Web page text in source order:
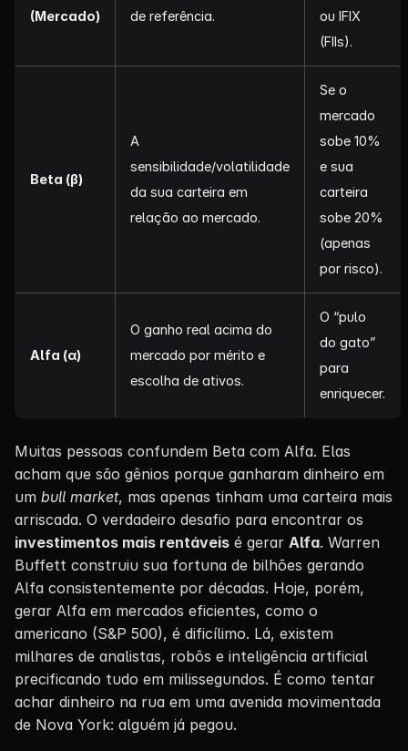
(Mercado)
de referência.
ou IFIX
(FIIs).
Beta (β)
A
sensibilidade/volatilidade
da sua carteira em
relação ao mercado.
Se o
mercado
sobe 10%
e sua
carteira
sobe 20%
(apenas
por risco).
Alfa (α)
O ganho real acima do
mercado por mérito e
escolha de ativos.
O “pulo
do gato”
para
enriquecer.
Muitas pessoas confundem Beta com Alfa. Elas
acham que são gênios porque ganharam dinheiro em
um bull market, mas apenas tinham uma carteira mais
arriscada. O verdadeiro desafio para encontrar os
investimentos mais rentáveis é gerar Alfa. Warren
Buffett construiu sua fortuna de bilhões gerando
Alfa consistentemente por décadas. Hoje, porém,
gerar Alfa em mercados eficientes, como o
americano (S&P 500), é dificílimo. Lá, existem
milhares de analistas, robôs e inteligência artificial
precificando tudo em milissegundos. É como tentar
achar dinheiro na rua em uma avenida movimentada
de Nova York: alguém já pegou.